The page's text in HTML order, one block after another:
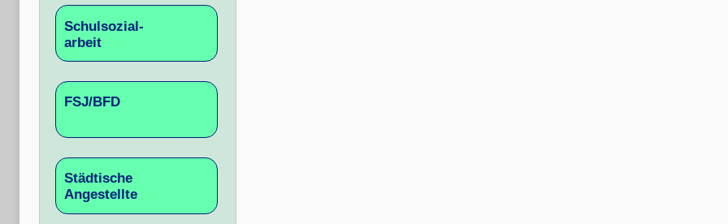
Schulsozial-
arbeit
FSJ/BFD
Städtische
Angestellte